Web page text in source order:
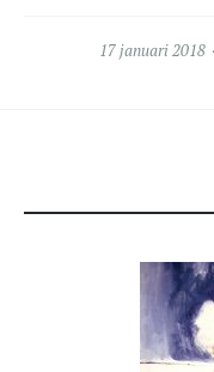
17 januari 2018